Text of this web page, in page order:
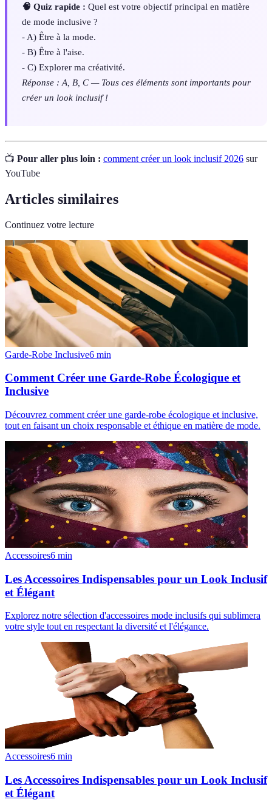
🧠 Quiz rapide : Quel est votre objectif principal en matière
de mode inclusive ?
- A) Être à la mode.
- B) Être à l'aise.
- C) Explorer ma créativité.
Réponse : A, B, C — Tous ces éléments sont importants pour
créer un look inclusif !
📺 Pour aller plus loin : comment créer un look inclusif 2026 sur
YouTube
Articles similaires
Continuez votre lecture
Garde-Robe Inclusive6 min
Comment Créer une Garde-Robe Écologique et
Inclusive
Découvrez comment créer une garde-robe écologique et inclusive,
tout en faisant un choix responsable et éthique en matière de mode.
Accessoires6 min
Les Accessoires Indispensables pour un Look Inclusif
et Élégant
Explorez notre sélection d'accessoires mode inclusifs qui sublimera
votre style tout en respectant la diversité et l'élégance.
Accessoires6 min
Les Accessoires Indispensables pour un Look Inclusif
et Élégant